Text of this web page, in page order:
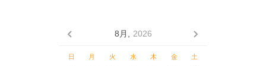
8月, 2026
日 月 火 水 木 金 土